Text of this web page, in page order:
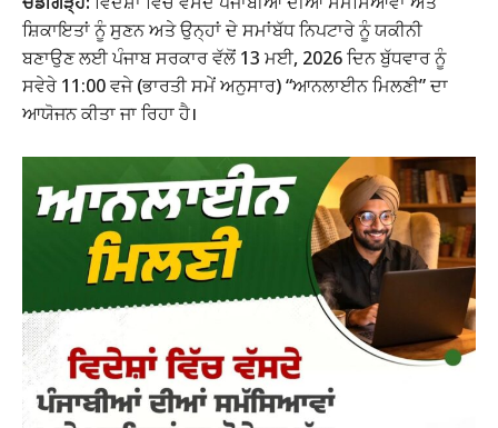
ਸ਼ਿਕਾਇਤਾਂ ਨੂੰ ਸੁਣਨ ਅਤੇ ਉਨ੍ਹਾਂ ਦੇ ਸਮਾਂਬੱਧ ਨਿਪਟਾਰੇ ਨੂੰ ਯਕੀਨੀ
ਬਣਾਉਣ ਲਈ ਪੰਜਾਬ ਸਰਕਾਰ ਵੱਲੋਂ 13 ਮਈ, 2026 ਦਿਨ ਬੁੱਧਵਾਰ ਨੂੰ
ਸਵੇਰੇ 11:00 ਵਜੇ (ਭਾਰਤੀ ਸਮੇਂ ਅਨੁਸਾਰ) “ਆਨਲਾਈਨ ਮਿਲਣੀ” ਦਾ
ਆਯੋਜਨ ਕੀਤਾ ਜਾ ਰਿਹਾ ਹੈ।